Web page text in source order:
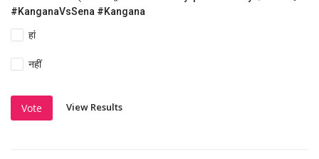
#KanganaVsSena #Kangana
हां
नहीं
Vote View Results